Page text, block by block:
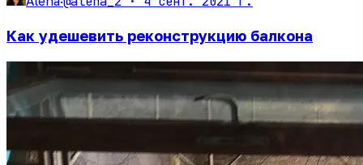
Как удешевить реконструкцию балкона